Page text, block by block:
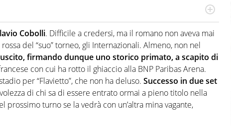
di traslare il glossario del calcio in una nicchia di esperti, lui ne
una svista arbitrale né gli umori social del mondo delle
Cobolli. Difficile a credersi, ma il romano non aveva mai
del “suo” torneo, gli Internazionali. Almeno, non nel
firmando dunque uno storico primato, a scapito di
con cui ha rotto il ghiaccio alla BNP Paribas Arena.
per “Flavietto”, che non ha deluso. Successo in due set
di chi sa di essere entrato ormai a pieno titolo nella
prossimo turno se la vedrà con un’altra mina vagante,